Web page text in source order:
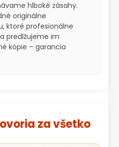
hlboké zásahy.
originálne
ktoré profesionálne
predlžujeme im
kópie – garancia
za všetko